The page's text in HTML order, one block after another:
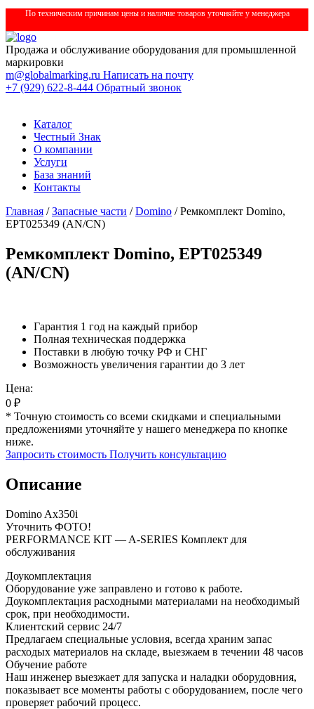
По техническим причинам цены и наличие товаров уточняйте у менеджера
Продажа и обслуживание оборудования для промышленной
маркировки
m@globalmarking.ru Написать на почту
+7 (929) 622-8-444 Обратный звонок
Каталог
Честный Знак
О компании
Услуги
База знаний
Контакты
Главная /Запасные части /Domino / Ремкомплект Domino,
EPT025349 (AN/CN)
Ремкомплект Domino, EPT025349
(AN/CN)
Гарантия 1 год на каждый прибор
Полная техническая поддержка
Поставки в любую точку РФ и СНГ
Возможность увеличения гарантии до 3 лет
Цена:
0 ₽
* Точную стоимость со всеми скидками и специальными
предложениями уточняйте у нашего менеджера по кнопке
ниже.
Запросить стоимость Получить консультацию
Описание
Domino Ax350i
Уточнить ФОТО!
PERFORMANCE KIT — A-SERIES Комплект для
обслуживания
Доукомплектация
Оборудование уже заправлено и готово к работе.
Доукомплектация расходными материалами на необходимый
срок, при необходимости.
Клиентский сервис 24/7
Предлагаем специальные условия, всегда храним запас
расходых материалов на складе, выезжаем в течении 48 часов
Обучение работе
Наш инженер выезжает для запуска и наладки оборудовния,
показывает все моменты работы с оборудованием, после чего
проверяет рабочий процесс.